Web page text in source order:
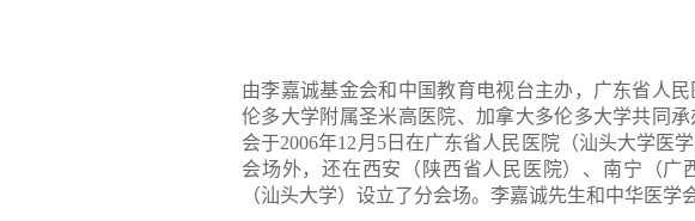
由李嘉诚基金会和中国教育电视台主办，广东省人
伦多大学附属圣米高医院、加拿大多伦多大学共同
会于2006年12月5日在广东省人民医院（汕头大学医
会场外，还在西安（陕西省人民医院）、南宁（广
（汕头大学）设立了分会场。李嘉诚先生和中华医学